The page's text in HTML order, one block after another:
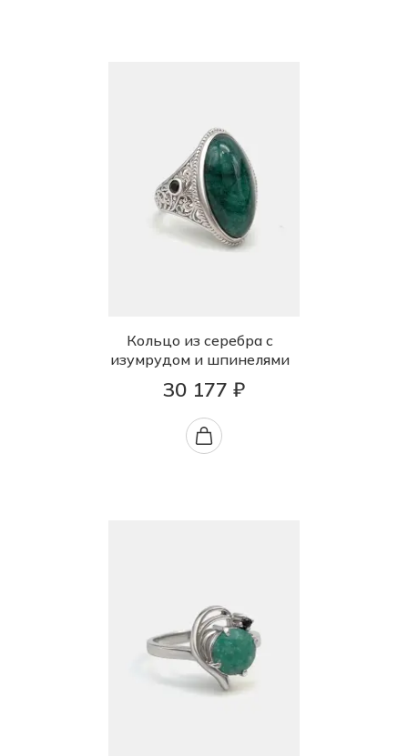
Кольцо из серебра с
изумрудом и шпинелями
30 177 ₽